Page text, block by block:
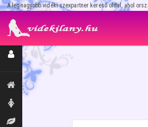
A legnagyobb vidéki szexpartner kereső oldal, ahol
Regisztráció / Hirdetésfeladás
Kiemeltek, legújabbak